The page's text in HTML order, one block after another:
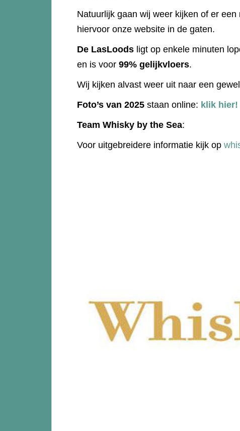
Natuurlijk gaan wij weer kijken of er
hiervoor onze website in de gaten.
De LasLoods ligt op enkele minuten
en is voor 99% gelijkvloers.
Wij kijken alvast weer uit naar een
Foto’s van 2025 staan online: klik hier!
Team Whisky by the Sea:
Voor uitgebreidere informatie kijk op